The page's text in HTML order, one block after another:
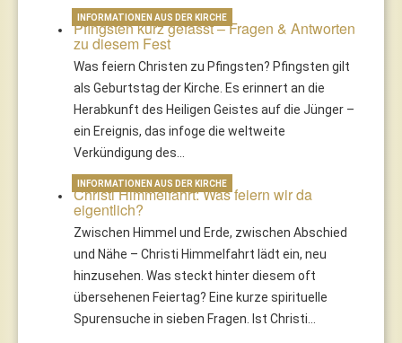
Pfingsten kurz gefasst – Fragen & Antworten
zu diesem Fest
Was feiern Christen zu Pfingsten? Pfingsten gilt
als Geburtstag der Kirche. Es erinnert an die
Herabkunft des Heiligen Geistes auf die Jünger –
ein Ereignis, das infoge die weltweite
Verkündigung des…
INFORMATIONEN AUS DER KIRCHE
Christi Himmelfahrt: Was feiern wir da
eigentlich?
Zwischen Himmel und Erde, zwischen Abschied
und Nähe – Christi Himmelfahrt lädt ein, neu
hinzusehen. Was steckt hinter diesem oft
übersehenen Feiertag? Eine kurze spirituelle
Spurensuche in sieben Fragen. Ist Christi…
INFORMATIONEN AUS DER KIRCHE